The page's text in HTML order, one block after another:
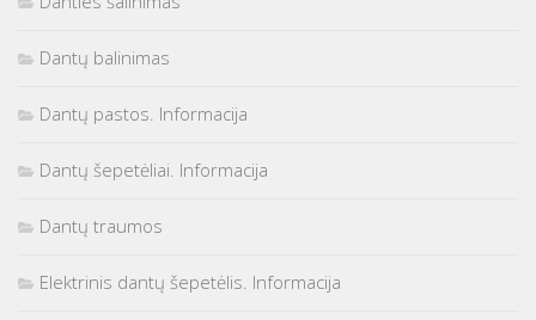
Dantų balinimas
Dantų pastos. Informacija
Dantų šepetėliai. Informacija
Dantų traumos
Elektrinis dantų šepetėlis. Informacija